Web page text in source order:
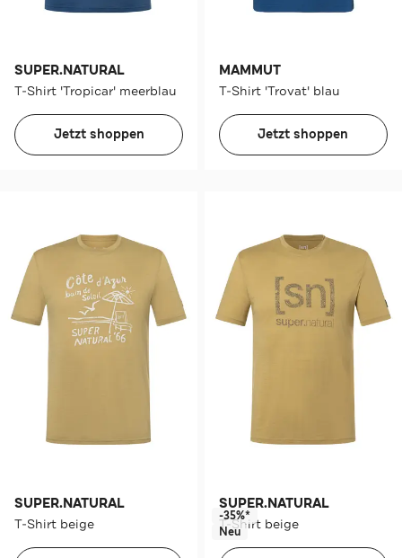
SUPER.NATURAL
T-Shirt 'Tropicar' meerblau
Jetzt shoppen
MAMMUT
T-Shirt 'Trovat' blau
Jetzt shoppen
SUPER.NATURAL
T-Shirt beige
SUPER.NATURAL
T-Shirt beige
-35%*
Neu